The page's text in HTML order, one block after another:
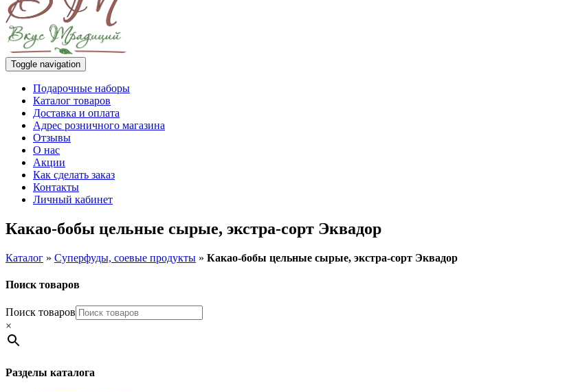
Toggle navigation
Подарочные наборы
Каталог товаров
Доставка и оплата
Адрес розничного магазина
Отзывы
О нас
Акции
Как сделать заказ
Контакты
Личный кабинет
Какао-бобы цельные сырые, экстра-сорт Эквадор
Каталог » Суперфуды, соевые продукты » Какао-бобы цельные сырые, экстра-сорт Эквадор
Поиск товаров
Поиск товаров
×
Разделы каталога